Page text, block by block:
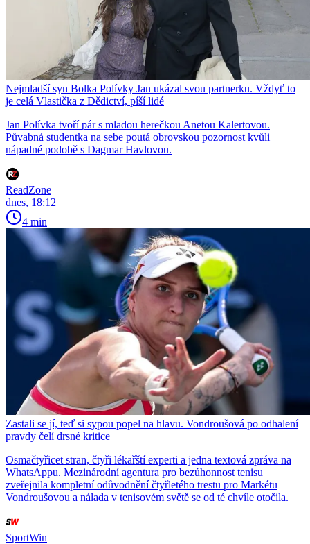
Nejmladší syn Bolka Polívky Jan ukázal svou partnerku. Vždyť to
je celá Vlastička z Dědictví, píší lidé
Jan Polívka tvoří pár s mladou herečkou Anetou Kalertovou.
Půvabná studentka na sebe poutá obrovskou pozornost kvůli
nápadné podobě s Dagmar Havlovou.
ReadZone
dnes, 18:12
4 min
Zastali se jí, teď si sypou popel na hlavu. Vondroušová po odhalení
pravdy čelí drsné kritice
Osmačtyřicet stran, čtyři lékařští experti a jedna textová zpráva na
WhatsAppu. Mezinárodní agentura pro bezúhonnost tenisu
zveřejnila kompletní odůvodnění čtyřletého trestu pro Markétu
Vondroušovou a nálada v tenisovém světě se od té chvíle otočila.
SportWin